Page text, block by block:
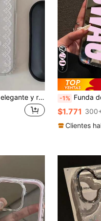
Funda de teléfono elegante y romántica con flor de encaje suave y transparente compatible con iPhone 17 Pro Max 17 Pro 17 16 Pro Max 16 Pro 16 15 14 13 12 ProMax 11, funda transparente a la moda y resistente a golpes
7
-1% Funda de teléfono con espejo y eslogan, resistente a caídas, estilo vintage con estampado de letras SWAG, compatible con iPhone 13/11/17/17pro/16/14/15/
$1.771
Clientes